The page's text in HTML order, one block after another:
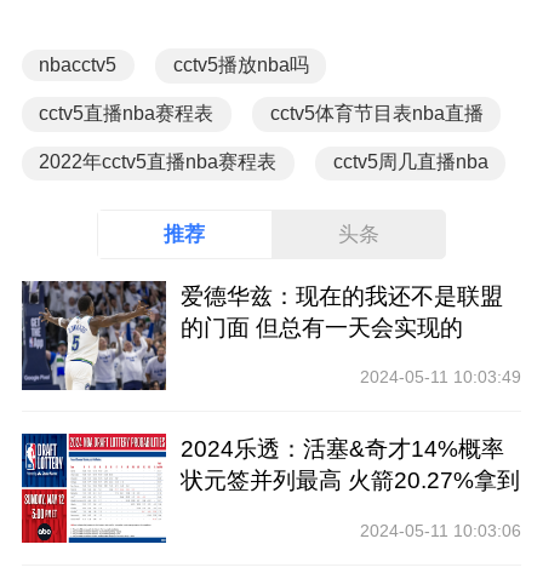
nbacctv5 cctv5播放nba吗
cctv5直播nba赛程表 cctv5体育节目表nba直播
2022年cctv5直播nba赛程表 cctv5周几直播nba
推荐 头条
爱德华兹：现在的我还不是联盟
的门面 但总有一天会实现的
2024-05-11 10:03:49
2024乐透：活塞&奇才14%概率
状元签并列最高 火箭20.27%拿到
2024-05-11 10:03:06